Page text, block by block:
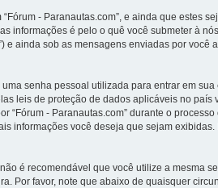
- Paranautas.com”, e ainda que estes
informações é pelo o quê você submeter à
e ainda sob as mensagens enviadas por
senha pessoal utilizada para entrar em
leis de proteção de dados aplicáveis no
- Paranautas.com” durante o
informações você deseja que sejam
é recomendável que você utilize a mesma
Por favor, note que abaixo de quaisquer